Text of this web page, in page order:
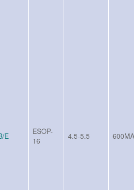
E
ESOP-
16
4.5-5.5 600MA